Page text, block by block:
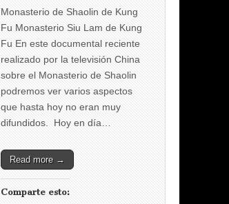
Monasterio de Shaolin de Kung
Fu Monasterio Siu Lam de Kung
Fu En este documental reciente
realizado por la televisión China
sobre el Monasterio de Shaolin
podremos ver varios aspectos
que hasta hoy no eran muy
difundidos. Hoy en día…
Read more →
Comparte esto: